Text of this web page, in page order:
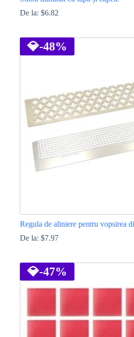
De la: $6.82
produs
are
mai
alese
pagina
💎-48%
Regula de aliniere pentru vopsirea
De la: $7.97
are
mai
multe
pot
💎-47%